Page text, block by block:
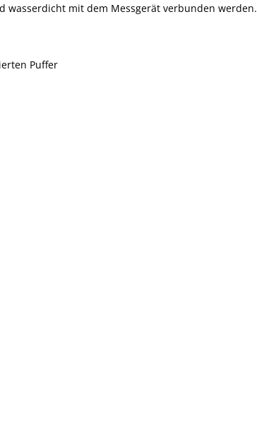
wasserdicht mit dem Messgerät verbunden werden.
Puffer